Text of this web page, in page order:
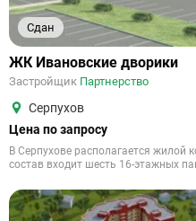
Сдан
ЖК Ивановские дворики
Застройщик Партнерство
Серпухов
Цена по запросу
В Серпухове располагается жилой
состав входит шесть 16-этажных